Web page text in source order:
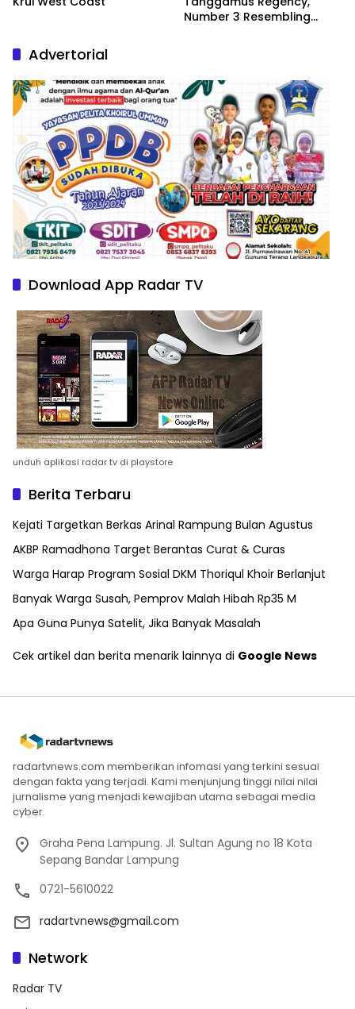
Number 3 Resembling
Advertorial
Download App Radar TV
unduh aplikasi radar tv di playstore
Berita Terbaru
Kejati Targetkan Berkas Arinal Rampung Bulan Agustus
AKBP Ramadhona Target Berantas Curat & Curas
Warga Harap Program Sosial DKM Thoriqul Khoir Berlanjut
Banyak Warga Susah, Pemprov Malah Hibah Rp35 M
Apa Guna Punya Satelit, Jika Banyak Masalah
Cek artikel dan berita menarik lainnya di Google News
radartvnews.com memberikan infomasi yang terkini sesuai
dengan fakta yang terjadi. Kami menjunjung tinggi nilai nilai
jurnalisme yang menjadi kewajiban utama sebagai media
cyber.
Graha Pena Lampung. Jl. Sultan Agung no 18 Kota
Sepang Bandar Lampung
0721-5610022
radartvnews@gmail.com
Network
Radar TV